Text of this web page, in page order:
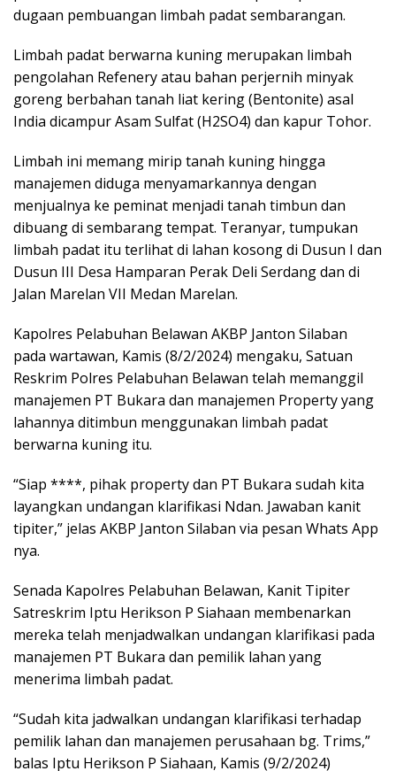
dugaan pembuangan limbah padat sembarangan.
Limbah padat berwarna kuning merupakan limbah
pengolahan Refenery atau bahan perjernih minyak
goreng berbahan tanah liat kering (Bentonite) asal
India dicampur Asam Sulfat (H2SO4) dan kapur Tohor.
Limbah ini memang mirip tanah kuning hingga
manajemen diduga menyamarkannya dengan
menjualnya ke peminat menjadi tanah timbun dan
dibuang di sembarang tempat. Teranyar, tumpukan
limbah padat itu terlihat di lahan kosong di Dusun I dan
Dusun III Desa Hamparan Perak Deli Serdang dan di
Jalan Marelan VII Medan Marelan.
Kapolres Pelabuhan Belawan AKBP Janton Silaban
pada wartawan, Kamis (8/2/2024) mengaku, Satuan
Reskrim Polres Pelabuhan Belawan telah memanggil
manajemen PT Bukara dan manajemen Property yang
lahannya ditimbun menggunakan limbah padat
berwarna kuning itu.
“Siap ****, pihak property dan PT Bukara sudah kita
layangkan undangan klarifikasi Ndan. Jawaban kanit
tipiter,” jelas AKBP Janton Silaban via pesan Whats App
nya.
Senada Kapolres Pelabuhan Belawan, Kanit Tipiter
Satreskrim Iptu Herikson P Siahaan membenarkan
mereka telah menjadwalkan undangan klarifikasi pada
manajemen PT Bukara dan pemilik lahan yang
menerima limbah padat.
“Sudah kita jadwalkan undangan klarifikasi terhadap
pemilik lahan dan manajemen perusahaan bg. Trims,”
balas Iptu Herikson P Siahaan, Kamis (9/2/2024)